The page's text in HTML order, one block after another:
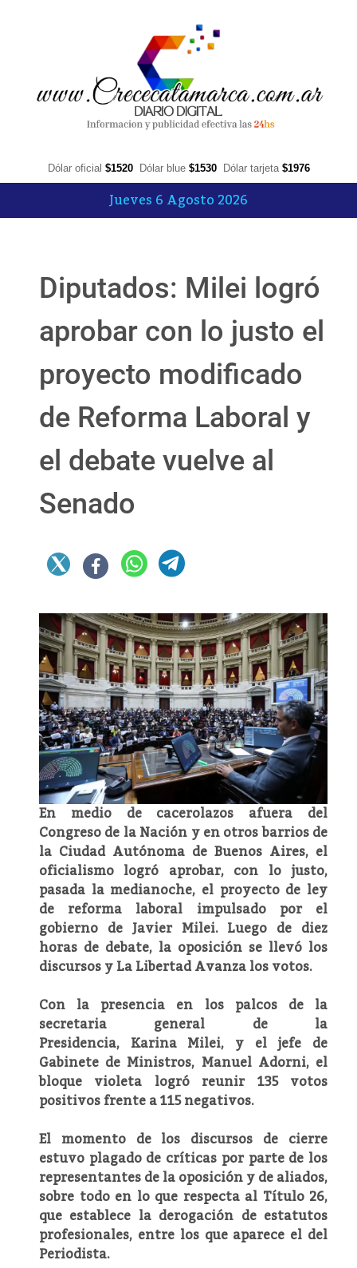
Dólar oficial $1520 Dólar blue $1530 Dólar tarjeta $1976
Jueves 6 Agosto 2026
Diputados: Milei logró
aprobar con lo justo el
proyecto modificado
de Reforma Laboral y
el debate vuelve al
Senado
En medio de cacerolazos afuera del
Congreso de la Nación y en otros barrios de
la Ciudad Autónoma de Buenos Aires, el
oficialismo logró aprobar, con lo justo,
pasada la medianoche, el proyecto de ley
de reforma laboral impulsado por el
gobierno de Javier Milei. Luego de diez
horas de debate, la oposición se llevó los
discursos y La Libertad Avanza los votos.
Con la presencia en los palcos de la
secretaria general de la
Presidencia, Karina Milei, y el jefe de
Gabinete de Ministros, Manuel Adorni, el
bloque violeta logró reunir 135 votos
positivos frente a 115 negativos.
El momento de los discursos de cierre
estuvo plagado de críticas por parte de los
representantes de la oposición y de aliados,
sobre todo en lo que respecta al Título 26,
que establece la derogación de estatutos
profesionales, entre los que aparece el del
Periodista.